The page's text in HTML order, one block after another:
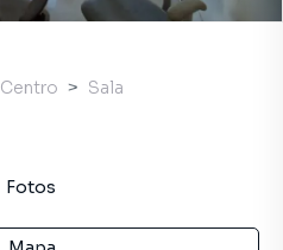
Centro
Sala
Fotos